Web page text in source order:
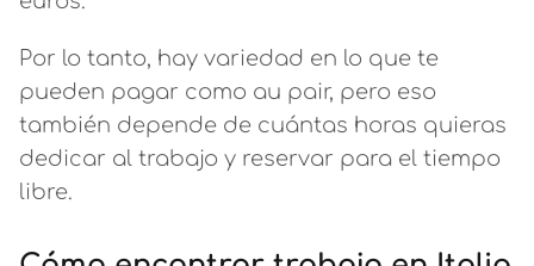
Por lo tanto, hay variedad en lo que te
pueden pagar como au pair, pero eso
también depende de cuántas horas quieras
dedicar al trabajo y reservar para el tiempo
libre.